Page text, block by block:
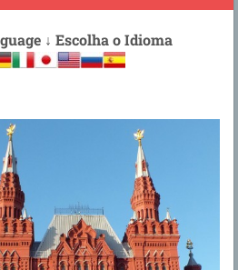
↓ Escolha o Idioma